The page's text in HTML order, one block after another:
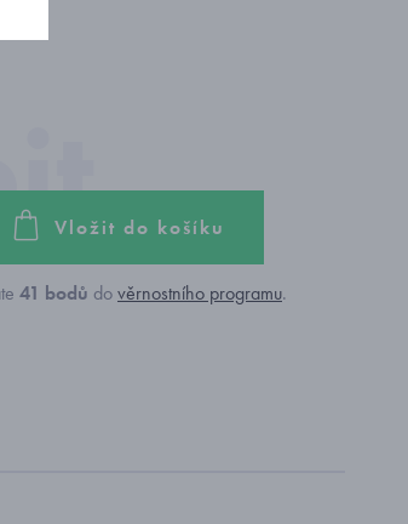
Vložit do košíku
41 bodů dověrnostního programu.